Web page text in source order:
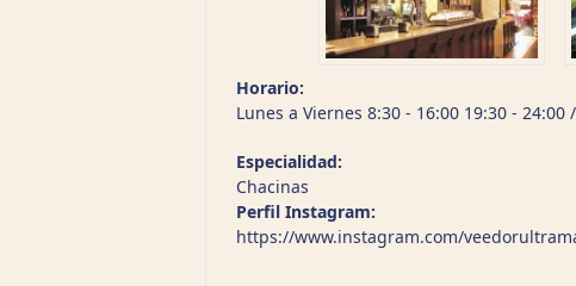
Horario:
Lunes a Viernes 8:30 - 16:00 19:30 -
Especialidad:
Chacinas
Perfil Instagram:
https://www.instagram.com/